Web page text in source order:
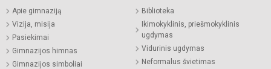
Apie gimnaziją
Vizija, misija
Pasiekimai
Gimnazijos himnas
Gimnazijos simboliai
Biblioteka
Ikimokyklinis, priešmokyklinis
ugdymas
Vidurinis ugdymas
Neformalus švietimas